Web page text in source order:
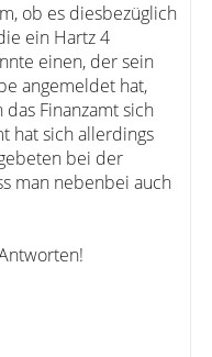
ob es diesbezüglich
ein Hartz 4
einen, der sein
angemeldet hat,
Finanzamt sich
hat sich allerdings
bei der
man nebenbei auch